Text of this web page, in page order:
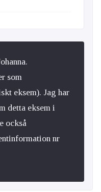
som
eksem). Jag har
detta eksem i
också
nr